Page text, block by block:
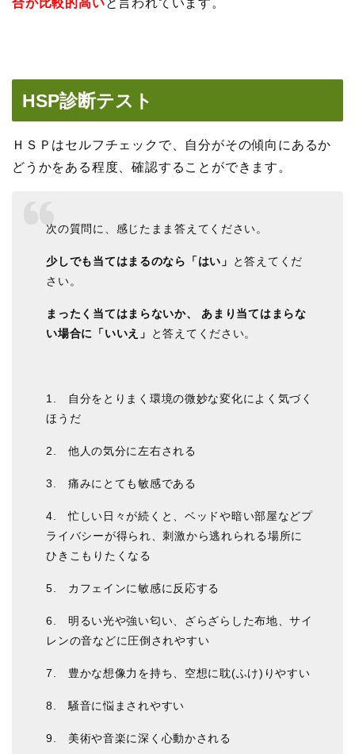
HSP診断テスト
ＨＳＰはセルフチェックで、自分がその傾向にあるか
どうかをある程度、確認することができます。
次の質問に、感じたまま答えてください。
少しでも当てはまるのなら「はい」
と答えてくだ
さい。
まったく当てはまらないか、 あまり当てはまらな
い場合に「いいえ」
と答えてください。
1. 自分をとりまく環境の微妙な変化によく気づく
ほうだ
2. 他人の気分に左右される
3. 痛みにとても敏感である
4. 忙しい日々が続くと、ベッドや暗い部屋などプ
ライバシーが得られ、刺激から逃れられる場所に
ひきこもりたくなる
5. カフェインに敏感に反応する
6. 明るい光や強い匂い、ざらざらした布地、サイ
レンの音などに圧倒されやすい
7. 豊かな想像力を持ち、空想に耽(ふけ)りやすい
8. 騒音に悩まされやすい
9. 美術や音楽に深く心動かされる